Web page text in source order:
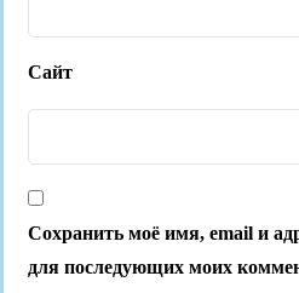
Сайт
Сохранить моё имя, email и
для последующих моих